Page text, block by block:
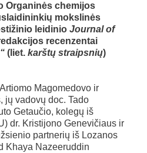
Organinės chemijos
mokslinės
leidinio Journal of
recenzentai
(liet. karštų straipsnių)
Magomedovo ir
jų vadovų doc. Tado
Getaučio, kolegų iš
dr. Kristijono Genevičiaus ir
partnerių iš Lozanos
Khaya Nazeeruddin